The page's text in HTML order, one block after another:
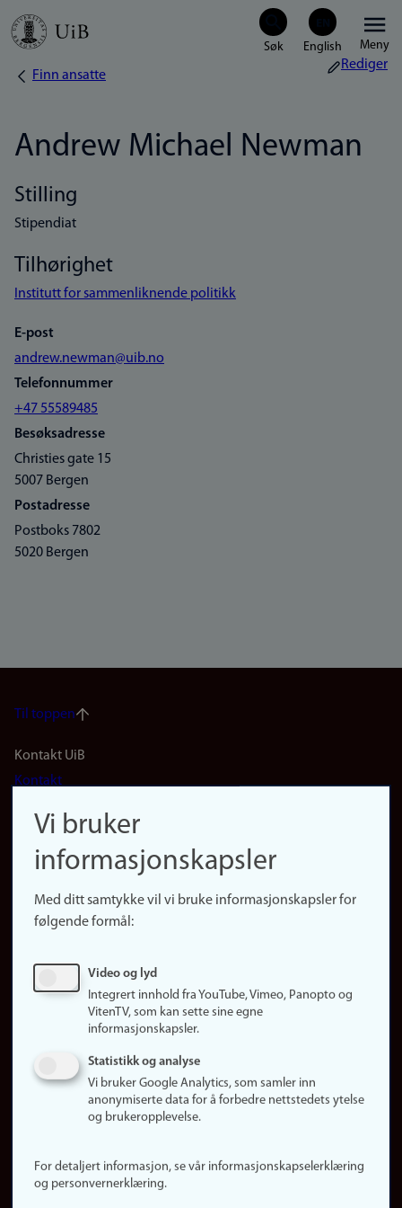
Hopp
Meny
Navigasjonssti
Finn ansatte
Rediger
Andrew Michael Newman
Stilling
Stipendiat
Tilhørighet
Institutt for sammenliknende politikk
E-post
andrew.newman@uib.no
Telefonnummer
+47 55589485
Besøksadresse
Christies gate 15
5007 Bergen
Postadresse
Postboks 7802
5020 Bergen
Til toppen
Footer
(no)
Kontakt UiB
Kontakt
Finn forsker
Presse
Finn studier
Ledige stillinger
Om nettstedet
Informasjonskapsler
Personvern
Vi bruker
informasjonskapsler
Med ditt samtykke vil vi bruke informasjonskapsler for
følgende formål:
Video og lyd
Integrert innhold fra YouTube, Vimeo, Panopto og
VitenTV, som kan sette sine egne
informasjonskapsler.
Statistikk og analyse
Vi bruker Google Analytics, som samler inn
anonymiserte data for å forbedre nettstedets ytelse
og brukeropplevelse.
For detaljert informasjon, se vår informasjonskapselerklæring
og personvernerklæring.